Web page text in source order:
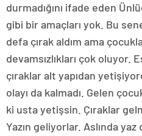
durmadığını ifade eden
gibi bir amaçları yok. Bu
defa çırak aldım ama
devamsızlıkları çok oluyor.
çıraklar alt yapıdan
olayı da kalmadı. Gelen
ki usta yetişsin. Çıraklar
Yazın geliyorlar. Aslında